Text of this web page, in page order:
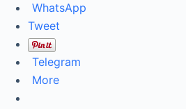
WhatsApp
Tweet
Telegram
More